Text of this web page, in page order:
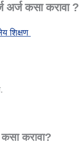
अर्ज कसा करावा ?
शिक्षण
करावा?